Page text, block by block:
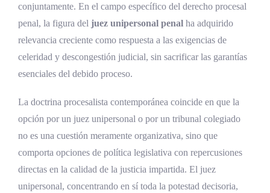
El derecho al recurso
Líneas jurisprudenciales de la Sala Tercera
de la Corte Suprema de Justicia
Fundamentación de la sentencia
Actuación del juez unipersonal
El Tribunal de Apelación de Sentencia Penal
Criterios jurisprudenciales sobre
competencia
conjuntamente. En el campo específico del derecho procesal
penal, la figura del juez unipersonal penal ha adquirido
relevancia creciente como respuesta a las exigencias de
celeridad y descongestión judicial, sin sacrificar las garantías
esenciales del debido proceso.
La doctrina procesalista contemporánea coincide en que la
opción por un juez unipersonal o por un tribunal colegiado
no es una cuestión meramente organizativa, sino que
comporta opciones de política legislativa con repercusiones
directas en la calidad de la justicia impartida. El juez
unipersonal, concentrando en sí toda la potestad decisoria,